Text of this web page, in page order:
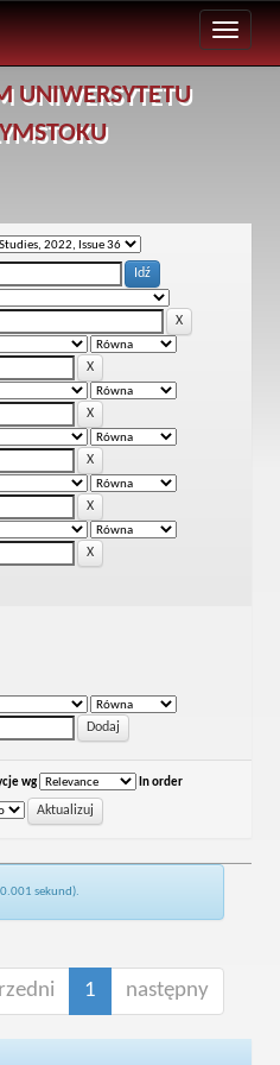
UNIWERSYTETU
wg In order
sekund).
1 następny